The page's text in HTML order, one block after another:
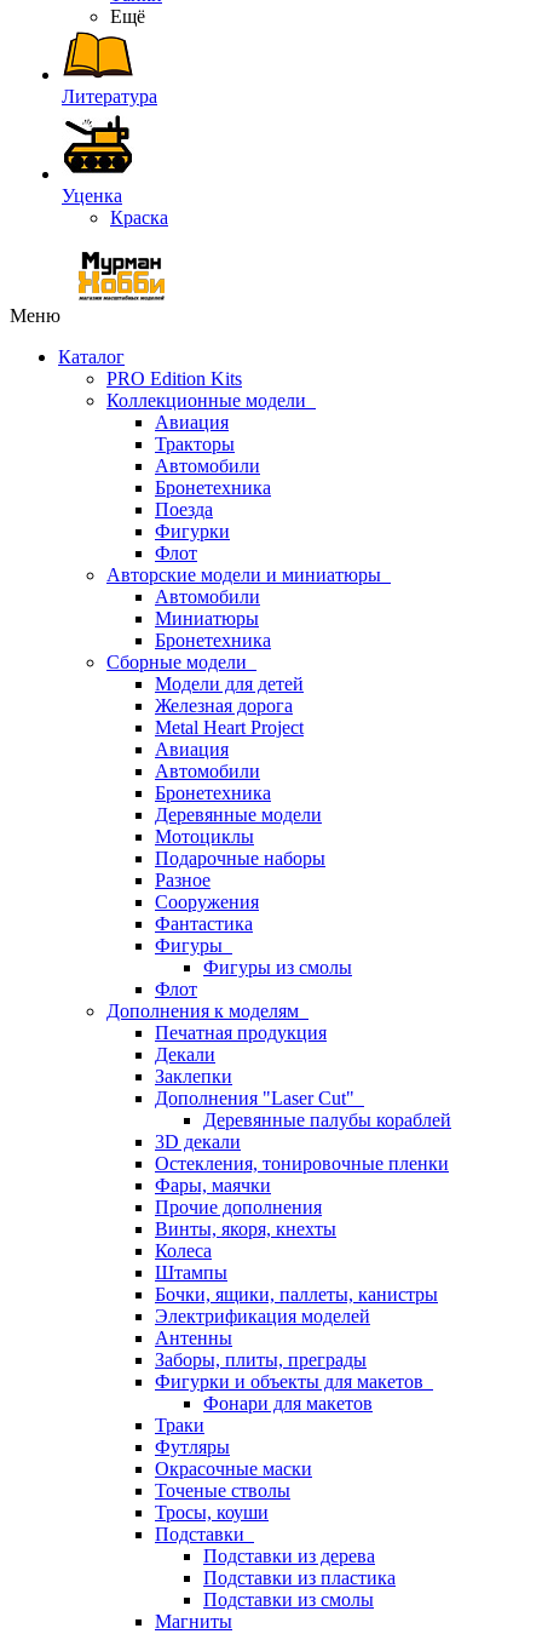
Ещё
Литература
Уценка
Краска
Меню
Каталог
PRO Edition Kits
Коллекционные модели
Авиация
Тракторы
Автомобили
Бронетехника
Поезда
Фигурки
Флот
Авторские модели и миниатюры
Автомобили
Миниатюры
Бронетехника
Сборные модели
Модели для детей
Железная дорога
Metal Heart Project
Авиация
Автомобили
Бронетехника
Деревянные модели
Мотоциклы
Подарочные наборы
Разное
Сооружения
Фантастика
Фигуры
Фигуры из смолы
Флот
Дополнения к моделям
Печатная продукция
Декали
Заклепки
Дополнения "Laser Cut"
Деревянные палубы кораблей
3D декали
Остекления, тонировочные пленки
Фары, маячки
Прочие дополнения
Винты, якоря, кнехты
Колеса
Штампы
Бочки, ящики, паллеты, канистры
Электрификация моделей
Антенны
Заборы, плиты, преграды
Фигурки и объекты для макетов
Фонари для макетов
Траки
Футляры
Окрасочные маски
Точеные стволы
Тросы, коуши
Подставки
Подставки из дерева
Подставки из пластика
Подставки из смолы
Магниты